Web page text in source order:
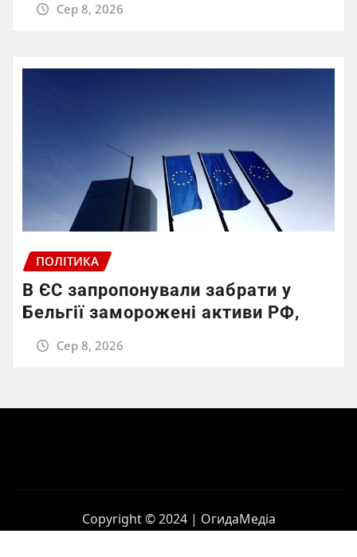
Сер 8, 2026
ПОЛІТИКА
В ЄС запропонували забрати у
Бельгії заморожені активи РФ,
Сер 8, 2026
Copyright © 2024 | ОгидаМедіа